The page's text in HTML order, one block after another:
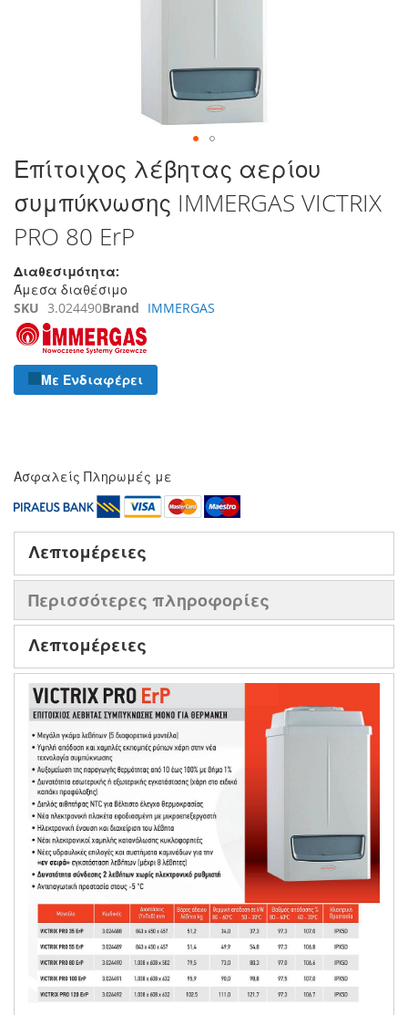
Μετάβαση
στην
αρχή
της
συλλογής
εικόνων
Επίτοιχος λέβητας αερίου
συμπύκνωσης IMMERGAS VICTRIX
PRO 80 ErP
Διαθεσιμότητα:
Άμεσα διαθέσιμο
SKU 3.024490Brand IMMERGAS
Με Ενδιαφέρει
Ασφαλείς Πληρωμές με
Λεπτομέρειες
Περισσότερες πληροφορίες
Λεπτομέρειες